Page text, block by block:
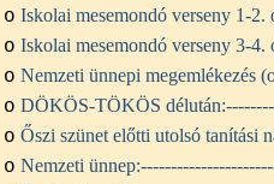
o Iskolai mesemondó verseny 1-2.
o Iskolai mesemondó verseny 3-4.
o Nemzeti ünnepi megemlékezés
o DÖKÖS-TÖKÖS délután:
o Őszi szünet előtti utolsó tanítási
o Nemzeti ünnep: